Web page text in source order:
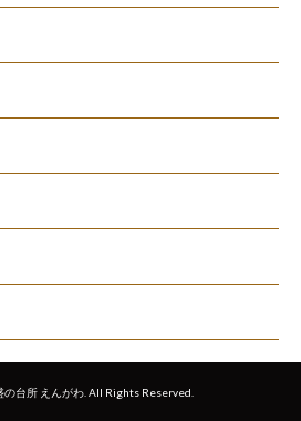
の台所 えんがわ. All Rights Reserved.